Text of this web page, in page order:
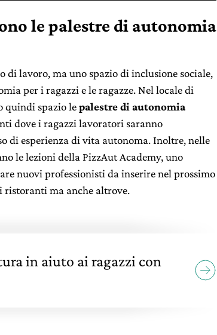
le palestre di autonomia
di lavoro, ma uno spazio di inclusione sociale,
per i ragazzi e le ragazze. Nel locale di
quindi spazio lepalestre di autonomia
dove i ragazzi lavoratori saranno
di esperienza di vita autonoma. Inoltre, nelle
le lezioni della PizzAut Academy, uno
nuovi professionisti da inserire nel prossimo
ma anche altrove.
in aiuto ai ragazzi con